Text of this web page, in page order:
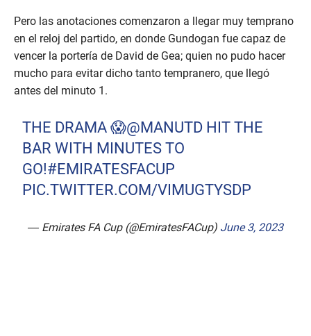
Pero las anotaciones comenzaron a llegar muy temprano
en el reloj del partido, en donde Gundogan fue capaz de
vencer la portería de David de Gea; quien no pudo hacer
mucho para evitar dicho tanto tempranero, que llegó
antes del minuto 1.
THE DRAMA 😱@MANUTD HIT THE
BAR WITH MINUTES TO
GO!#EMIRATESFACUP
PIC.TWITTER.COM/VIMUGTYSDP
— Emirates FA Cup (@EmiratesFACup) June 3, 2023